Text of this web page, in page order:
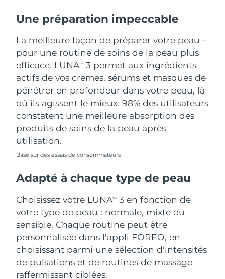
Une préparation impeccable
La meilleure façon de préparer votre peau -
pour une routine de soins de la peau plus
efficace. LUNATM
3 permet aux ingrédients
actifs de vos crèmes, sérums et masques de
pénétrer en profondeur dans votre peau, là
où ils agissent le mieux. 98% des utilisateurs
constatent une meilleure absorption des
produits de soins de la peau après
utilisation.
Basé sur des essais de consommateurs
Adapté à chaque type de peau
Choisissez votre LUNATM
3 en fonction de
votre type de peau : normale, mixte ou
sensible. Chaque routine peut être
personnalisée dans l'appli FOREO, en
choisissant parmi une sélection d'intensités
de pulsations et de routines de massage
raffermissant ciblées.